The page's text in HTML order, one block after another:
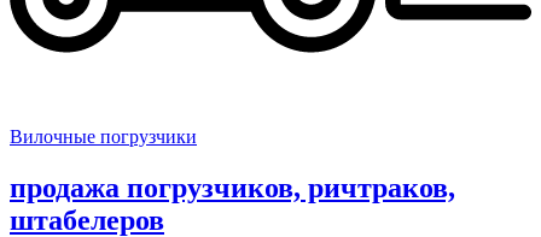
Вилочные погрузчики
продажа погрузчиков, ричтраков,
штабелеров